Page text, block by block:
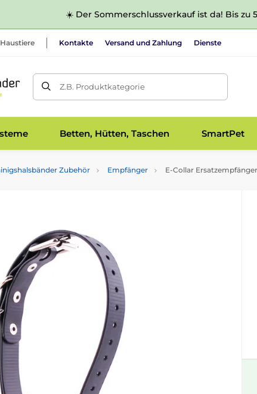
☀️ Der Sommerschlussverkauf ist da! Bis zu
Kontakte Versand und Zahlung Dienste
Z.B. Produktkategorie
Betten, Hütten, Taschen SmartPet
Zubehör Empfänger E-Collar